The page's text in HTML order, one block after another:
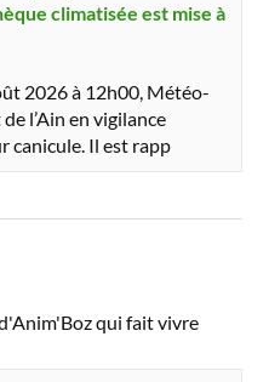
climatisée est mise à
2026 à 12h00, Météo-
l’Ain en vigilance
canicule. Il est rapp
qui fait vivre